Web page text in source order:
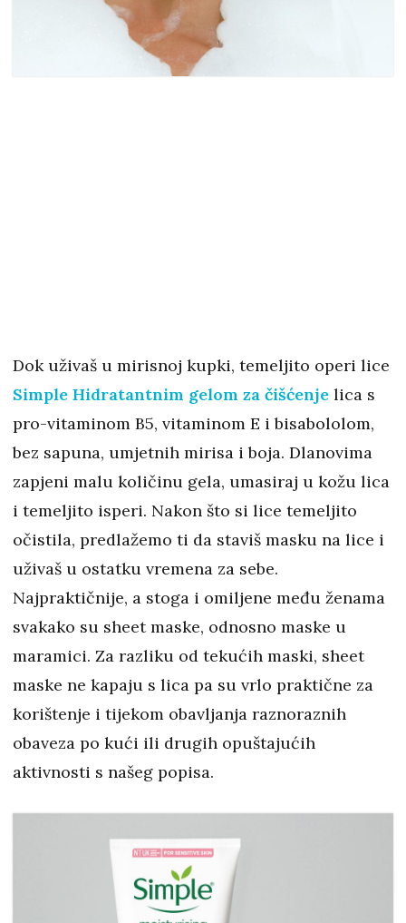
Dok uživaš u mirisnoj kupki, temeljito operi lice
Simple Hidratantnim gelom za čišćenje lica s
pro-vitaminom B5, vitaminom E i bisabololom,
bez sapuna, umjetnih mirisa i boja. Dlanovima
zapjeni malu količinu gela, umasiraj u kožu lica
i temeljito isperi. Nakon što si lice temeljito
očistila, predlažemo ti da staviš masku na lice i
uživaš u ostatku vremena za sebe.
Najpraktičnije, a stoga i omiljene među ženama
svakako su sheet maske, odnosno maske u
maramici. Za razliku od tekućih maski, sheet
maske ne kapaju s lica pa su vrlo praktične za
korištenje i tijekom obavljanja raznoraznih
obaveza po kući ili drugih opuštajućih
aktivnosti s našeg popisa.